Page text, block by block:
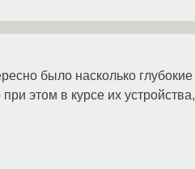
было насколько глубокие
этом в курсе их устройства,